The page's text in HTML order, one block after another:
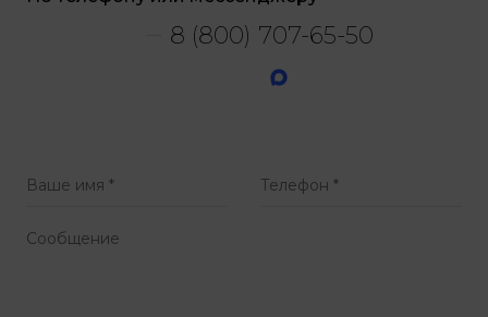
8 (800) 707-65-50